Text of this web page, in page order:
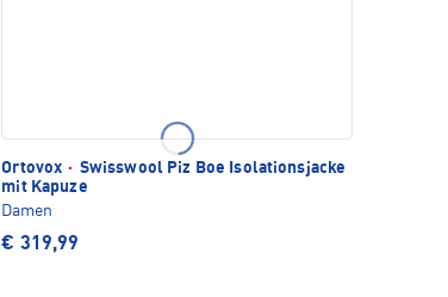
Ortovox · Swisswool Piz Boe Isolationsjacke
mit Kapuze
Damen
€ 319,99